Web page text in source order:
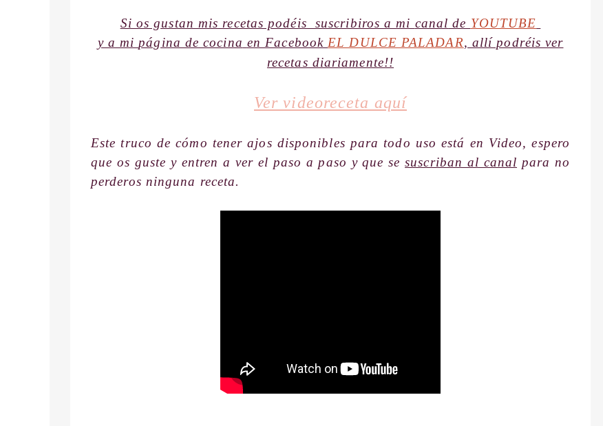
Si os gustan mis recetas podéis suscribiros a mi canal de YOUTUBE
y a mi página de cocina en Facebook EL DULCE PALADAR, allí podréis ver
recetas diariamente!!
Ver videoreceta aquí
Este truco de cómo tener ajos disponibles para todo uso está en Video, espero
que os guste y entren a ver el paso a paso y que sesuscriban al canal para no
perderos ninguna receta.